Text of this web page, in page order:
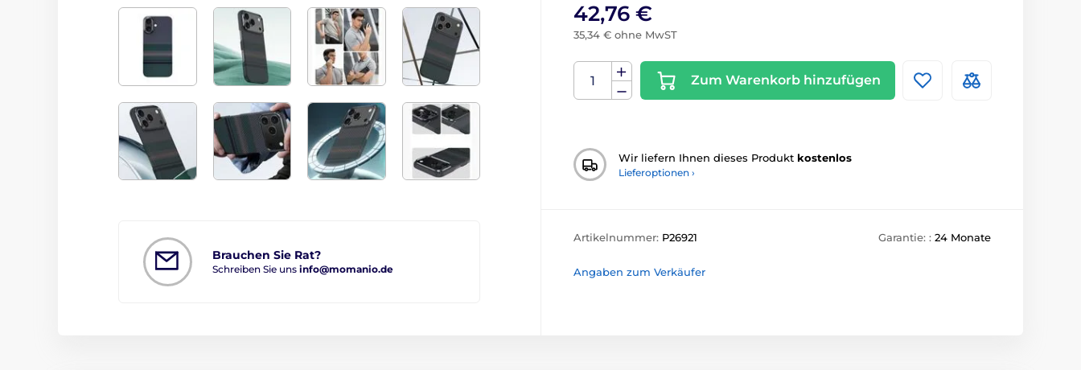
Brauchen Sie Rat?
Schreiben Sie uns info@momanio.de
42,76 €
35,34 € ohne MwST
Zum Warenkorb hinzufügen
Wir liefern Ihnen dieses Produkt kostenlos
Lieferoptionen ›
Artikelnummer: P26921 Garantie: : 24 Monate
Angaben zum Verkäufer